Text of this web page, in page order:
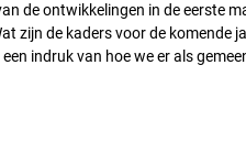
de ontwikkelingen in de eerste
zijn de kaders voor de komende
indruk van hoe we er als